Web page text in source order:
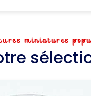
miniatures